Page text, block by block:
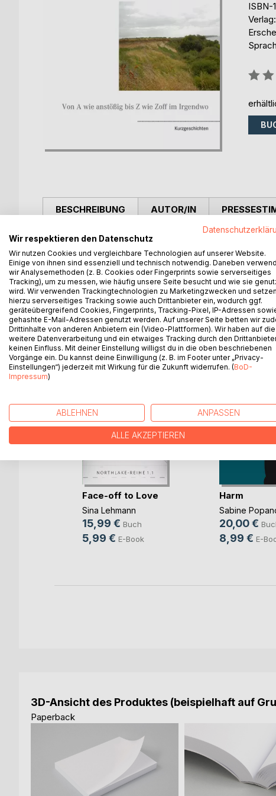
ISBN-
BESCHREIBUNG
13 Kurzgeschichten aus dem puren, knallharten und
Eine Lektüre geschrieben für all die S-Bahn-Fahrer
sich mal anders inspirieren zu lassen als sonst.
AUTOR/IN
WEITERE TITEL BEI
Face-off to Love
Sina Lehmann
15,99 € Buch
5,99 € E-Book
Harm
Sabine
20,00 €
8,99 € E-
3D-Ansicht des Produktes (beispielhaft auf
Paperback
Wir respektieren den Datenschutz
Wir nutzen Cookies und vergleichbare Technologien auf unserer Website.
Einige von ihnen sind essenziell und technisch notwendig. Daneben
wir Analysemethoden (z. B. Cookies oder Fingerprints sowie serverseitiges
Tracking), um zu messen, wie häufig unsere Seite besucht und wie sie
wird. Wir verwenden Trackingtechnologien zu Marketingzwecken und setzen
hierzu serverseitiges Tracking sowie auch Drittanbieter ein, wodurch ggf.
geräteübergreifend Cookies, Fingerprints, Tracking-Pixel, IP-Adressen
gehashte E-Mail-Adressen genutzt werden. Auf unserer Seite betten wir
Drittinhalte von anderen Anbietern ein (Video-Plattformen). Wir haben auf die
weitere Datenverarbeitung und ein etwaiges Tracking durch den
keinen Einfluss. Mit deiner Einstellung willigst du in die oben beschriebenen
Vorgänge ein. Du kannst deine Einwilligung (z. B. im Footer unter „Privacy-
Einstellungen“) jederzeit mit Wirkung für die Zukunft widerrufen. (BoD-
Impressum)
ABLEHNEN ANPASSEN
ALLE AKZEPTIEREN